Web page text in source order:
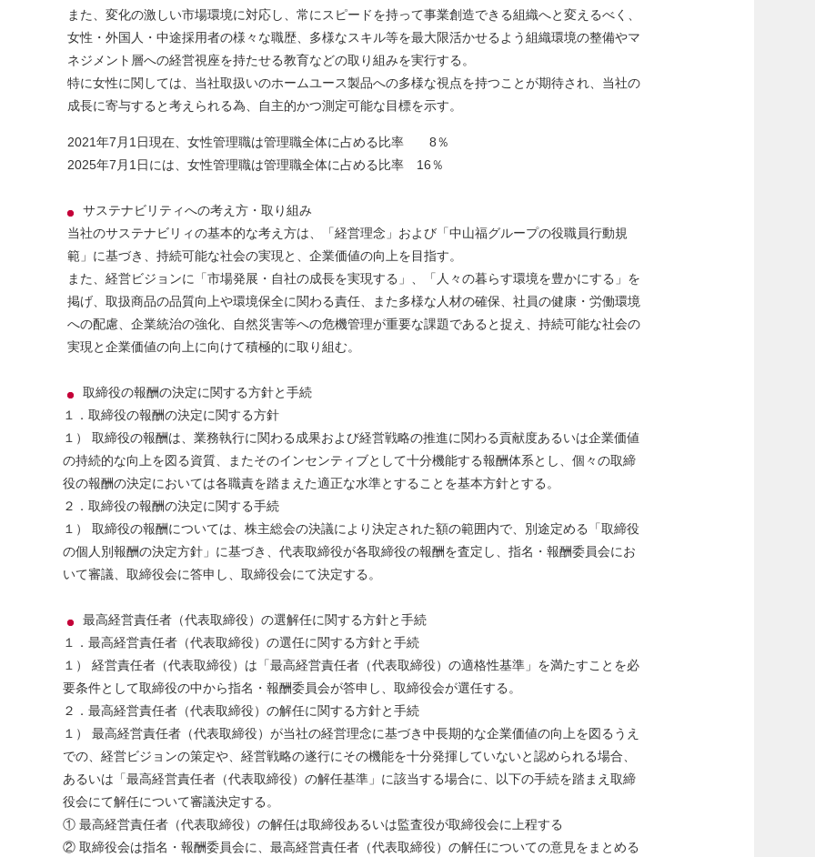
また、変化の激しい市場環境に対応し、常にスピードを持って事業創造できる組織へと変えるべく、
⼥性・外国⼈・中途採⽤者の様々な職歴、多様なスキル等を最⼤限活かせるよう組織環境の整備やマ
ネジメント層への経営視座を持たせる教育などの取り組みを実⾏する。
特に⼥性に関しては、当社取扱いのホームユース製品への多様な視点を持つことが期待され、当社の
成⻑に寄与すると考えられる為、⾃主的かつ測定可能な⽬標を⽰す。
2021年7⽉1⽇現在、⼥性管理職は管理職全体に占める⽐率 8％
2025年7⽉1⽇には、⼥性管理職は管理職全体に占める⽐率 16％
サステナビリティへの考え方・取り組み
当社のサステナビリィの基本的な考え方は、「経営理念」および「中山福グループの役職員行動規
範」に基づき、持続可能な社会の実現と、企業価値の向上を目指す。
また、経営ビジョンに「市場発展・自社の成長を実現する」、「人々の暮らす環境を豊かにする」を
掲げ、取扱商品の品質向上や環境保全に関わる責任、また多様な人材の確保、社員の健康・労働環境
への配慮、企業統治の強化、自然災害等への危機管理が重要な課題であると捉え、持続可能な社会の
実現と企業価値の向上に向けて積極的に取り組む。
取締役の報酬の決定に関する方針と手続
１．取締役の報酬の決定に関する方針
１） 取締役の報酬は、業務執行に関わる成果および経営戦略の推進に関わる貢献度あるいは企業価値
の持続的な向上を図る資質、またそのインセンティブとして十分機能する報酬体系とし、個々の取締
役の報酬の決定においては各職責を踏まえた適正な水準とすることを基本方針とする。
２．取締役の報酬の決定に関する手続
１） 取締役の報酬については、株主総会の決議により決定された額の範囲内で、別途定める「取締役
の個人別報酬の決定方針」に基づき、代表取締役が各取締役の報酬を査定し、指名・報酬委員会にお
いて審議、取締役会に答申し、取締役会にて決定する。
最高経営責任者（代表取締役）の選解任に関する方針と手続
１．最高経営責任者（代表取締役）の選任に関する方針と手続
１） 経営責任者（代表取締役）は「最高経営責任者（代表取締役）の適格性基準」を満たすことを必
要条件として取締役の中から指名・報酬委員会が答申し、取締役会が選任する。
２．最高経営責任者（代表取締役）の解任に関する方針と手続
１） 最高経営責任者（代表取締役）が当社の経営理念に基づき中長期的な企業価値の向上を図るうえ
での、経営ビジョンの策定や、経営戦略の遂行にその機能を十分発揮していないと認められる場合、
あるいは「最高経営責任者（代表取締役）の解任基準」に該当する場合に、以下の手続を踏まえ取締
役会にて解任について審議決定する。
① 最高経営責任者（代表取締役）の解任は取締役あるいは監査役が取締役会に上程する
② 取締役会は指名・報酬委員会に、最高経営責任者（代表取締役）の解任についての意見をまとめる